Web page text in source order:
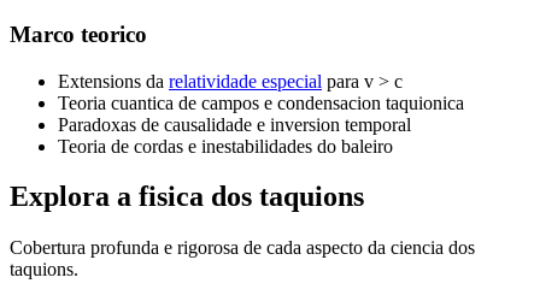
Marco teorico
Extensions da relatividade especial para v > c
Teoria cuantica de campos e condensacion taquionica
Paradoxas de causalidade e inversion temporal
Teoria de cordas e inestabilidades do baleiro
Explora a fisica dos taquions
Cobertura profunda e rigorosa de cada aspecto da ciencia dos
taquions.